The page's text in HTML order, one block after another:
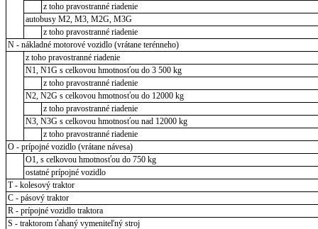
z toho pravostranné riadenie
autobusy M2, M3, M2G, M3G
z toho pravostranné riadenie
N - nákladné motorové vozidlo (vrátane terénneho)
z toho pravostranné riadenie
N1, N1G s celkovou hmotnosťou do 3 500 kg
z toho pravostranné riadenie
N2, N2G s celkovou hmotnosťou do 12000 kg
z toho pravostranné riadenie
N3, N3G s celkovou hmotnosťou nad 12000 kg
z toho pravostranné riadenie
O - prípojné vozidlo (vrátane návesa)
O1, s celkovou hmotnosťou do 750 kg
ostatné prípojné vozidlo
T - kolesový traktor
C - pásový traktor
R - prípojné vozidlo traktora
S - traktorom ťahaný vymeniteľný stroj